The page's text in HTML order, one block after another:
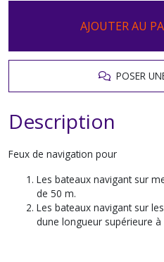
AJOUTER AU
POSER
Description
Feux de navigation pour
Les bateaux navigant sur
de 50 m.
Les bateaux navigant sur
dune longueur supérieure à